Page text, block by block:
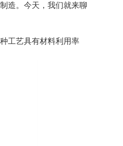
造。今天，我们就来聊
工艺具有材料利用率